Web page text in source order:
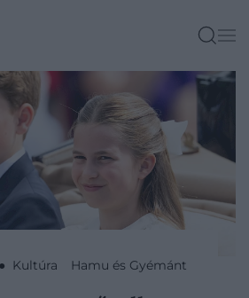
Kultúra Hamu és Gyémánt